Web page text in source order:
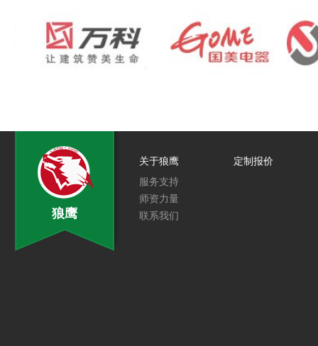
狼鹰
关于狼鹰
服务支持
师资力量
联系我们
定制报价